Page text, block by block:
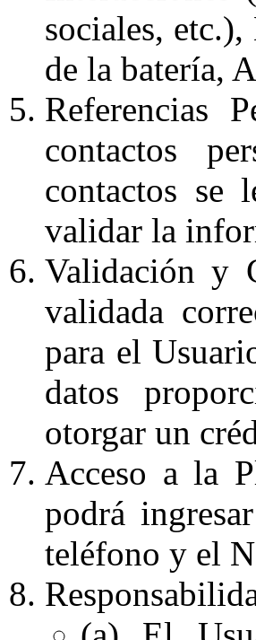
sociales,
de la batería,
Referencias
contactos
contactos se
validar la
Validación y
validada
para el
datos
otorgar un
Acceso a la
podrá
teléfono y el